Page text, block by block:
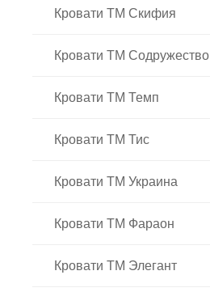
Кровати ТМ Скифия
Кровати ТМ Содружество
Кровати ТМ Темп
Кровати ТМ Тис
Кровати ТМ Украина
Кровати ТМ Фараон
Кровати ТМ Элегант